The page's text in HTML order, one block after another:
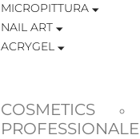
MICROPITTURA
NAIL ART
ACRYGEL
COSMETICS
PROFESSIONALE